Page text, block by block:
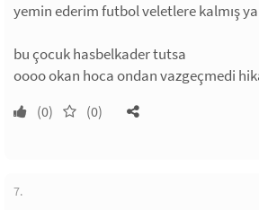
yemin ederim futbol veletlere kalmış ya
bu çocuk hasbelkader tutsa
oooo okan hoca ondan vazgeçmedi
(0) (0)
7.